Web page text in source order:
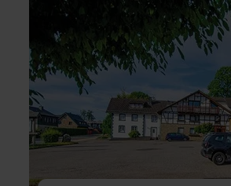
Gästehaus
Stehling